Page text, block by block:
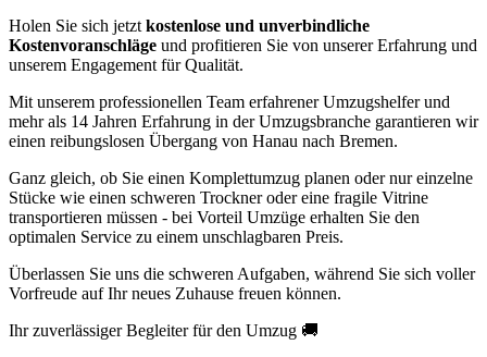
Holen Sie sich jetzt kostenlose und unverbindliche
Kostenvoranschläge und profitieren Sie von unserer Erfahrung und
unserem Engagement für Qualität.
Mit unserem professionellen Team erfahrener Umzugshelfer und
mehr als 14 Jahren Erfahrung in der Umzugsbranche garantieren wir
einen reibungslosen Übergang von Hanau nach Bremen.
Ganz gleich, ob Sie einen Komplettumzug planen oder nur einzelne
Stücke wie einen schweren Trockner oder eine fragile Vitrine
transportieren müssen - bei Vorteil Umzüge erhalten Sie den
optimalen Service zu einem unschlagbaren Preis.
Überlassen Sie uns die schweren Aufgaben, während Sie sich voller
Vorfreude auf Ihr neues Zuhause freuen können.
Ihr zuverlässiger Begleiter für den Umzug 🚚